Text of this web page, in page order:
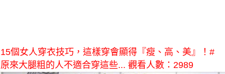
15個女人穿衣技巧，這樣穿會顯得『瘦、高、美』！#
原來大腿粗的人不適合穿這些... 觀看人數：2989